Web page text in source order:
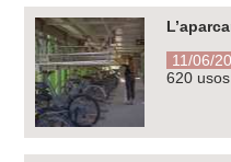
11/06/
620